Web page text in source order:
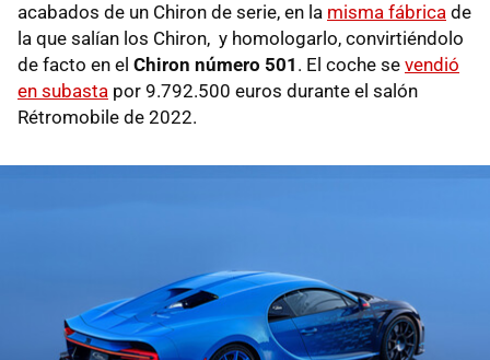
acabados de un Chiron de serie, en la misma fábrica de
la que salían los Chiron, y homologarlo, convirtiéndolo
de facto en el Chiron número 501 . El coche se vendió
en subasta por 9.792.500 euros durante el salón
Rétromobile de 2022.